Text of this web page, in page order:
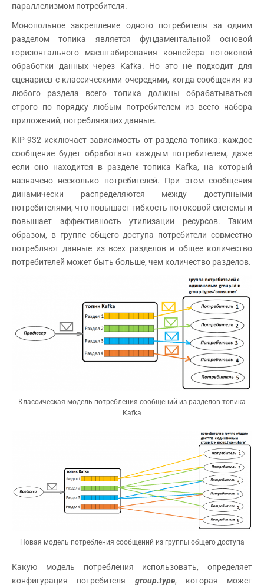
параллелизмом потребителя.
Монопольное закрепление одного потребителя за одним
разделом топика является фундаментальной основой
горизонтального масштабирования конвейера потоковой
обработки данных через Kafka. Но это не подходит для
сценариев с классическими очередями, когда сообщения из
любого раздела всего топика должны обрабатываться
строго по порядку любым потребителем из всего набора
приложений, потребляющих данные.
KIP-932 исключает зависимость от раздела топика: каждое
сообщение будет обработано каждым потребителем, даже
если оно находится в разделе топика Kafka, на который
назначено несколько потребителей. При этом сообщения
динамически распределяются между доступными
потребителями, что повышает гибкость потоковой системы и
повышает эффективность утилизации ресурсов. Таким
образом, в группе общего доступа потребители совместно
потребляют данные из всех разделов и общее количество
потребителей может быть больше, чем количество разделов.
Классическая модель потребления сообщений из разделов топика
Kafka
Новая модель потребления сообщений из группы общего доступа
Какую модель потребления использовать, определяет
конфигурация потребителя group.type, которая может